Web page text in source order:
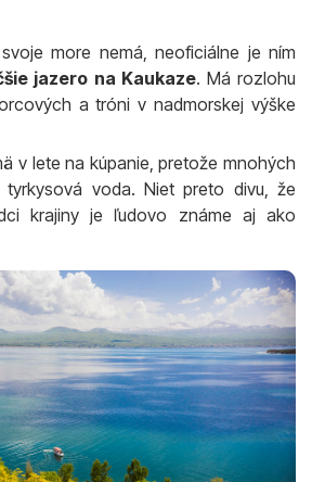
more nemá, neoficiálne je ním
jazero na Kaukaze. Má rozlohu
a tróni v nadmorskej výške
v lete na kúpanie, pretože mnohých
tyrkysová voda. Niet preto divu, že
krajiny je ľudovo známe aj ako